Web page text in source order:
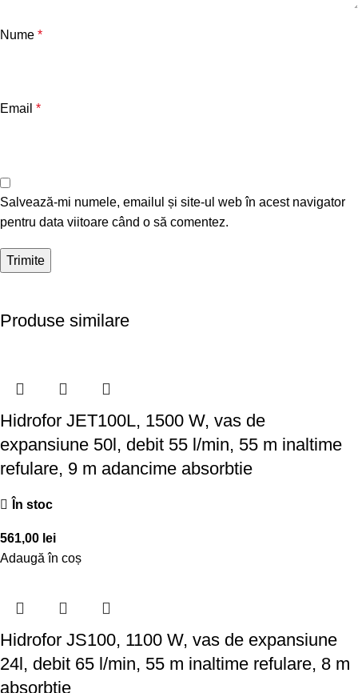
Nume *
Email *
Salvează-mi numele, emailul și site-ul web în acest navigator
pentru data viitoare când o să comentez.
Produse similare
Hidrofor JET100L, 1500 W, vas de
expansiune 50l, debit 55 l/min, 55 m inaltime
refulare, 9 m adancime absorbtie
În stoc
561,00 lei
Adaugă în coș
Hidrofor JS100, 1100 W, vas de expansiune
24l, debit 65 l/min, 55 m inaltime refulare, 8 m
absorbtie